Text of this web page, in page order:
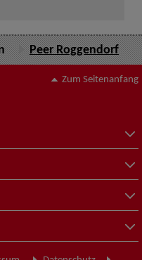
Peer Roggendorf
Zum Seitenanfang